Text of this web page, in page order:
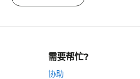
需要帮忙?
协助